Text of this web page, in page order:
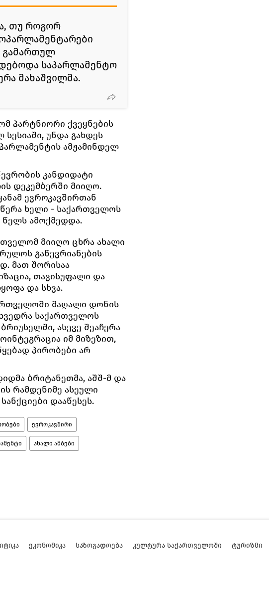
თუ როგორ
გამართულ
საპარლამენტო
მახაშვილმა.
პარტნიორი ქვეყნების
უნდა გახდეს
ამჟამინდელ
კანდიდატი
დეკემბერში მიიღო.
ევროკავშირთან
ხელი - საქართველოს
წელს ამოქმედდა.
მიიღო ცხრა ახალი
გაწევრიანების
მათ შორისაა
თავისუფალი და
და სხვა.
მაღალი დონის
საქართველოს
ასევე შეაჩერა
იმ მიზეზით,
პირობები არ
ბრიტანეთმა, აშშ-მ და
რამდენიმე ასეული
დააწესეს.
ევროკავშირი
ახალი ამბები
ᲔᲙᲝᲜᲝᲛᲘᲙᲐ ᲡᲐᲖᲝᲒᲐᲓᲝᲔᲑᲐ ᲙᲣᲚᲢᲣᲠᲐ ᲡᲐᲥᲐᲠᲗᲕᲔᲚᲝᲨᲘ ᲢᲣᲠᲘᲖᲛᲘ